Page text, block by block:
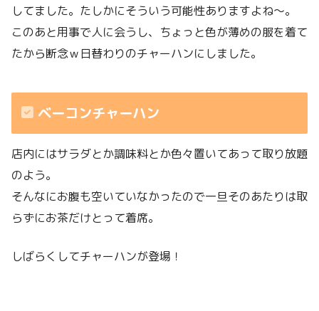
してました。たしかにそういう可能性ありますよね〜。
このあと用事で人に会うし、ちょっと色が薄めの服を着て
たから断念ｗ日替わりのチャーハンにしました。
ベーコンチャーハン
店内にはサラダとか調味料とか色々置いてあって取り放題
のよう。
そんなにお腹も空いていなかったので一旦そのあたりは取
らずにお茶だけとって着席。
しばらくしてチャーハンが登場！